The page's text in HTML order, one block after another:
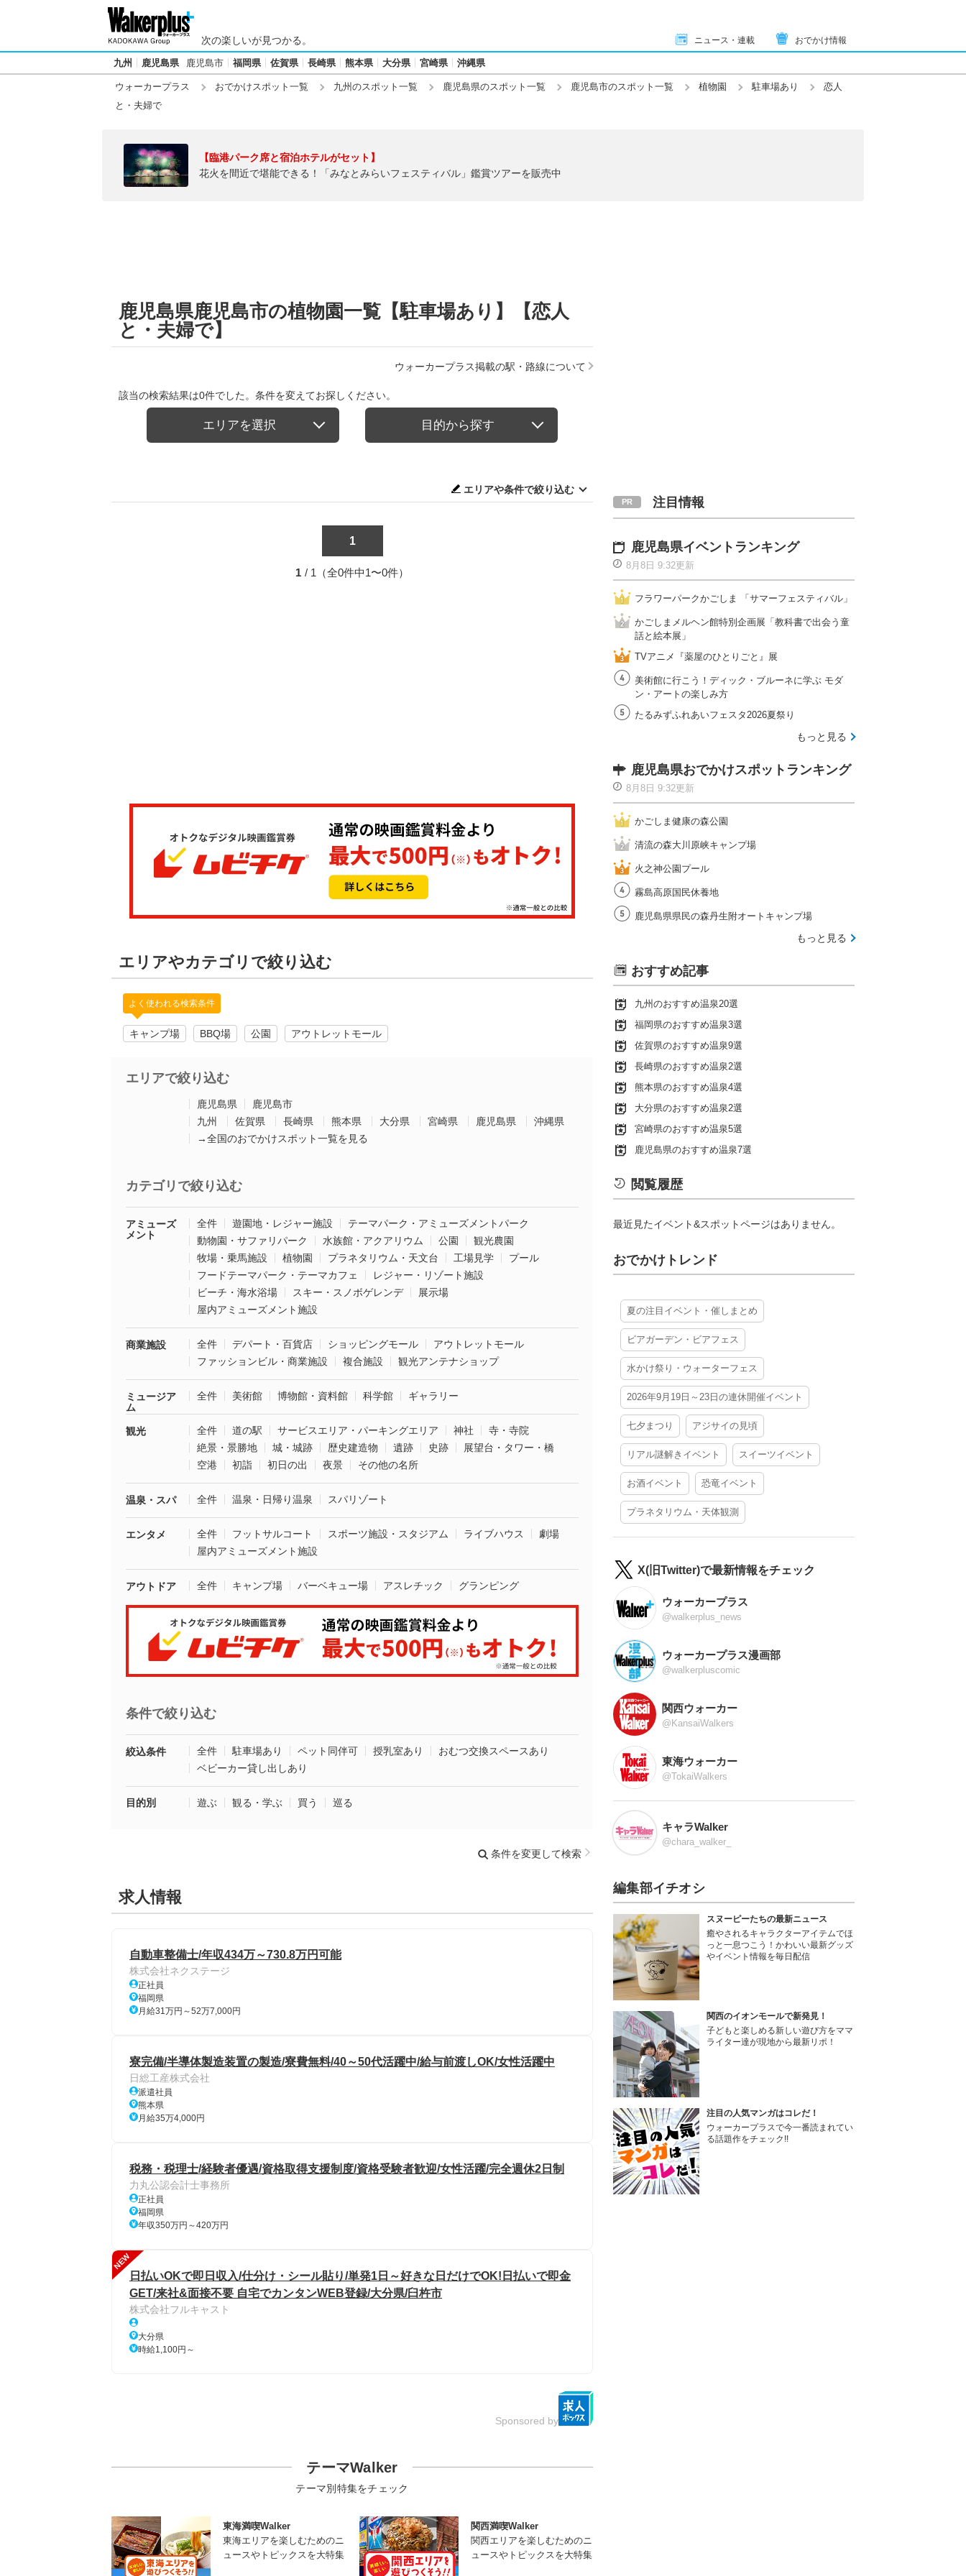
次の楽しいが見つかる。 ニュース・連載 おでかけ情報
九州 鹿児島県 鹿児島市 福岡県 佐賀県 長崎県 熊本県 大分県 宮崎県 沖縄県
ウォーカープラス おでかけスポット一覧 九州のスポット一覧 鹿児島県のスポット一覧 鹿児島市のスポット一覧 植物園 駐車場あり
恋人
と・夫婦で
【臨港パーク席と宿泊ホテルがセット】
花火を間近で堪能できる！「みなとみらいフェスティバル」鑑賞ツアーを販売中
鹿児島県鹿児島市の植物園一覧【駐車場あり】【恋人
と・夫婦で】
ウォーカープラス掲載の駅・路線について
該当の検索結果は0件でした。条件を変えてお探しください。
エリアを選択 目的から探す
エリアや条件で絞り込む
1
1 / 1（全0件中1〜0件）
エリアやカテゴリで絞り込む
よく使われる検索条件
キャンプ場 BBQ場 公園 アウトレットモール
エリアで絞り込む
鹿児島県
鹿児島市
九州
佐賀県 長崎県 熊本県 大分県 宮崎県 鹿児島県
沖縄県
→全国のおでかけスポット一覧を見る
カテゴリで絞り込む
アミューズ
メント
全件 遊園地・レジャー施設
テーマパーク・アミューズメントパーク
動物園・サファリパーク
水族館・アクアリウム 公園
観光農園
牧場・乗馬施設
植物園 プラネタリウム・天文台 工場見学
プール
フードテーマパーク・テーマカフェ
レジャー・リゾート施設
ビーチ・海水浴場
スキー・スノボゲレンデ
展示場
屋内アミューズメント施設
商業施設 全件 デパート・百貨店 ショッピングモール
アウトレットモール
ファッションビル・商業施設
複合施設 観光アンテナショップ
ミュージア
ム
全件 美術館 博物館・資料館 科学館 ギャラリー
観光 全件 道の駅 サービスエリア・パーキングエリア 神社
寺・寺院
絶景・景勝地
城・城跡 歴史建造物 遺跡 史跡
展望台・タワー・橋
空港
初詣 初日の出 夜景 その他の名所
温泉・スパ 全件 温泉・日帰り温泉 スパリゾート
エンタメ 全件 フットサルコート スポーツ施設・スタジアム ライブハウス
劇場
屋内アミューズメント施設
アウトドア 全件 キャンプ場 バーベキュー場 アスレチック グランピング
条件で絞り込む
絞込条件 全件 駐車場あり ペット同伴可 授乳室あり
おむつ交換スペースあり
ベビーカー貸し出しあり
目的別 遊ぶ 観る・学ぶ 買う 巡る
条件を変更して検索
求人情報
自動車整備士/年収434万～730.8万円可能
株式会社ネクステージ
正社員
福岡県
月給31万円～52万7,000円
寮完備/半導体製造装置の製造/寮費無料/40～50代活躍中/給与前渡しOK/女性活躍中
日総工産株式会社
派遣社員
熊本県
月給35万4,000円
税務・税理士/経験者優遇/資格取得支援制度/資格受験者歓迎/女性活躍/完全週休2日制
力丸公認会計士事務所
正社員
福岡県
年収350万円～420万円
NEW
日払いOKで即日収入/仕分け・シール貼り/単発1日～好きな日だけでOK!日払いで即金
GET/来社&面接不要 自宅でカンタンWEB登録/大分県/臼杵市
株式会社フルキャスト
大分県
時給1,100円～
Sponsored by
テーマWalker
テーマ別特集をチェック
東海満喫Walker
東海エリアを楽しむためのニ
ュースやトピックスを大特集
関西満喫Walker
関西エリアを楽しむためのニ
ュースやトピックスを大特集
注目情報
鹿児島県イベントランキング
8月8日 9:32更新
フラワーパークかごしま 「サマーフェスティバル」
かごしまメルヘン館特別企画展「教科書で出会う童
話と絵本展」
TVアニメ『薬屋のひとりごと』展
美術館に行こう！ディック・ブルーネに学ぶ モダ
ン・アートの楽しみ方
たるみずふれあいフェスタ2026夏祭り
もっと見る
鹿児島県おでかけスポットランキング
8月8日 9:32更新
かごしま健康の森公園
清流の森大川原峡キャンプ場
火之神公園プール
霧島高原国民休養地
鹿児島県県民の森丹生附オートキャンプ場
もっと見る
おすすめ記事
九州のおすすめ温泉20選
福岡県のおすすめ温泉3選
佐賀県のおすすめ温泉9選
長崎県のおすすめ温泉2選
熊本県のおすすめ温泉4選
大分県のおすすめ温泉2選
宮崎県のおすすめ温泉5選
鹿児島県のおすすめ温泉7選
閲覧履歴
最近見たイベント&スポットページはありません。
おでかけトレンド
夏の注目イベント・催しまとめ
ビアガーデン・ビアフェス
水かけ祭り・ウォーターフェス
2026年9月19日～23日の連休開催イベント
七夕まつり アジサイの見頃
リアル謎解きイベント スイーツイベント
お酒イベント 恐竜イベント
プラネタリウム・天体観測
X(旧Twitter)で最新情報をチェック
ウォーカープラス
@walkerplus_news
ウォーカープラス漫画部
@walkerpluscomic
関西ウォーカー
@KansaiWalkers
東海ウォーカー
@TokaiWalkers
キャラWalker
@chara_walker_
編集部イチオシ
スヌーピーたちの最新ニュース
癒やされるキャラクターアイテムでほ
っと一息つこう！かわいい最新グッズ
やイベント情報を毎日配信
関西のイオンモールで新発見！
子どもと楽しめる新しい遊び方をママ
ライター達が現地から最新リポ！
注目の人気マンガはコレだ！
ウォーカープラスで今一番読まれてい
る話題作をチェック!!